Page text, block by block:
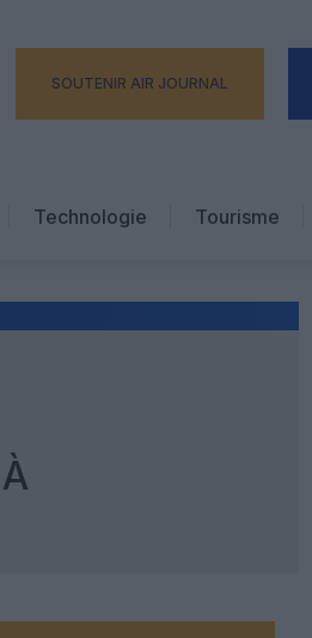
SOUTENIR AIR JOURNAL
Technologie
Tourisme
Hôtellerie